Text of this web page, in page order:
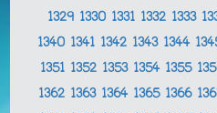
1329 1330 1331 1332 1333
1340 1341 1342 1343 1344
1351 1352 1353 1354 1355
1362 1363 1364 1365 1366